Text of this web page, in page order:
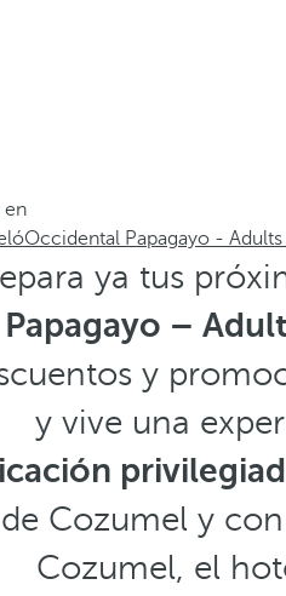
en
Occidental Papagayo -
ya tus
Papagayo –
y
y vive una
de Cozumel y
Cozumel, el